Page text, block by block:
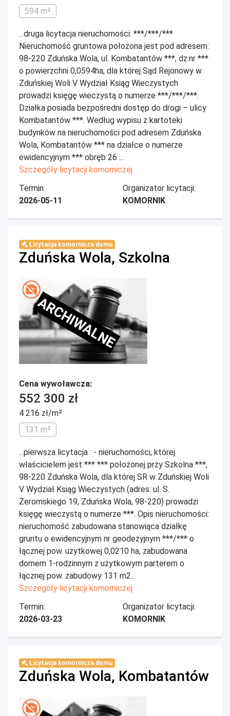
594 m²
...druga licytacja nieruchomości: ***/***/***
Nieruchomość gruntowa położona jest pod adresem:
98-220 Zduńska Wola, ul. Kombatantów ***, dz.nr ***
o powierzchni 0,0594ha, dla której Sąd Rejonowy w
Zduńskiej Woli V Wydział Ksiąg Wieczystych
prowadzi księgę wieczystą o numerze ***/***/***.
Działka posiada bezpośredni dostęp do drogi – ulicy
Kombatantów ***. Według wypisu z kartoteki
budynków na nieruchomości pod adresem Zduńska
Wola, Kombatantów *** na działce o numerze
ewidencyjnym *** obręb 26 ...
Szczegóły licytacji komorniczej
Termin:
2026-05-11
Organizator licytacji:
KOMORNIK
Licytacja komornicza domu
Zduńska Wola, Szkolna
ARCHIWALNE
Cena wywoławcza:
552 300 zł
4 216 zł/m²
131 m²
...pierwsza licytacja : - nieruchomości, której
właścicielem jest *** *** położonej przy Szkolna ***,
98-220 Zduńska Wola, dla której SR w Zduńskiej Woli
V Wydział Ksiąg Wieczystych (adres: ul. S.
Żeromskiego 19, Zduńska Wola, 98-220) prowadzi
księgę wieczystą o numerze ***. Opis nieruchomości:
nieruchomość zabudowana stanowiąca działkę
gruntu o ewidencyjnym nr geodezyjnym ***/*** o
łącznej pow. użytkowej 0,0210 ha, zabudowana
domem 1-rodzinnym z użytkowym parterem o
łącznej pow. zabudowy 131 m2...
Szczegóły licytacji komorniczej
Termin:
2026-03-23
Organizator licytacji:
KOMORNIK
Licytacja komornicza domu
Zduńska Wola, Kombatantów